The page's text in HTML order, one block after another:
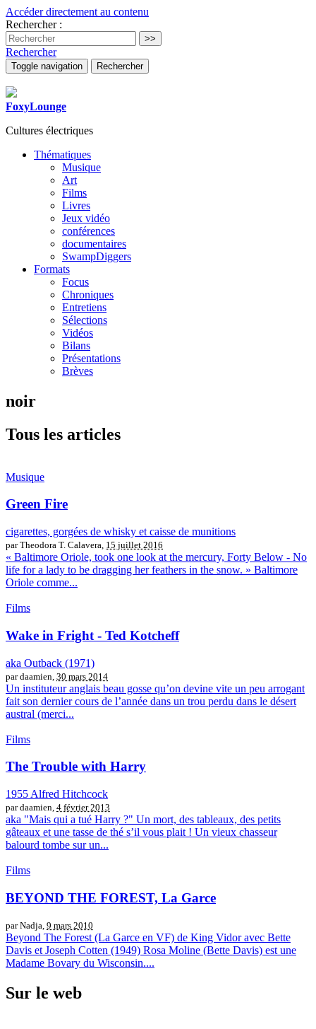
Accéder directement au contenu
Rechercher :
Rechercher
Toggle navigation Rechercher
FoxyLounge
Cultures électriques
Thématiques
Musique
Art
Films
Livres
Jeux vidéo
conférences
documentaires
SwampDiggers
Formats
Focus
Chroniques
Entretiens
Sélections
Vidéos
Bilans
Présentations
Brèves
noir
Tous les articles
Musique
Green Fire
cigarettes, gorgées de whisky et caisse de munitions
par Theodora T. Calavera, 15 juillet 2016
« Baltimore Oriole, took one look at the mercury, Forty Below - No
life for a lady to be dragging her feathers in the snow. » Baltimore
Oriole comme...
Films
Wake in Fright - Ted Kotcheff
aka Outback (1971)
par daamien, 30 mars 2014
Un instituteur anglais beau gosse qu’on devine vite un peu arrogant
fait son dernier cours de l’année dans un trou perdu dans le désert
austral (merci...
Films
The Trouble with Harry
1955 Alfred Hitchcock
par daamien, 4 février 2013
aka "Mais qui a tué Harry ?" Un mort, des tableaux, des petits
gâteaux et une tasse de thé s’il vous plait ! Un vieux chasseur
balourd tombe sur un...
Films
BEYOND THE FOREST, La Garce
par Nadja, 9 mars 2010
Beyond The Forest (La Garce en VF) de King Vidor avec Bette
Davis et Joseph Cotten (1949) Rosa Moline (Bette Davis) est une
Madame Bovary du Wisconsin....
Sur le web